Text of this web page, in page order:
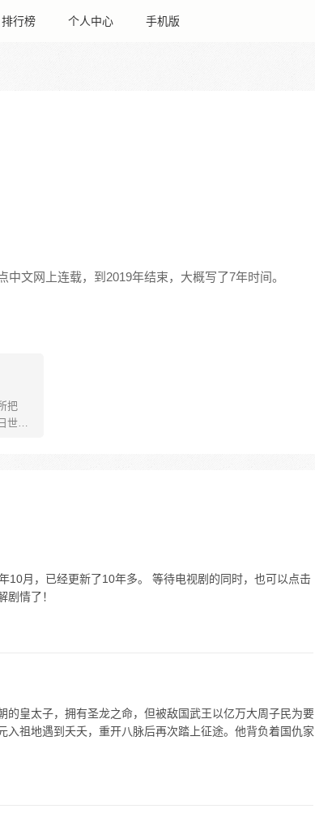
排行榜 个人中心 手机版
中文网上连载，到2019年结束，大概写了7年时间。
把
界
10月，已经更新了10年多。 等待电视剧的同时，也可以点击
情了！
的皇太子，拥有圣龙之命，但被敌国武王以亿万大周子民为要
入祖地遇到夭夭，重开八脉后再次踏上征途。他背负着国仇家